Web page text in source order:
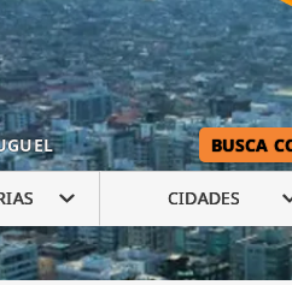
BUSCA
CIDADES